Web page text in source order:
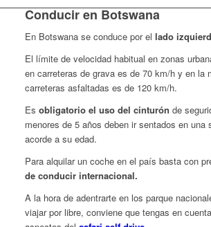
Conducir en Botswana
En Botswana se conduce por el lado
El límite de velocidad habitual en zonas
en carreteras de grava es de 70 km/h y en la
carreteras asfaltadas es de 120 km/h.
Es obligatorio el uso del cinturón de
menores de 5 años deben ir sentados en una
acorde a su edad.
Para alquilar un coche en el país basta con
de conducir internacional.
A la hora de adentrarte en los parque
viajar por libre, conviene que tengas en